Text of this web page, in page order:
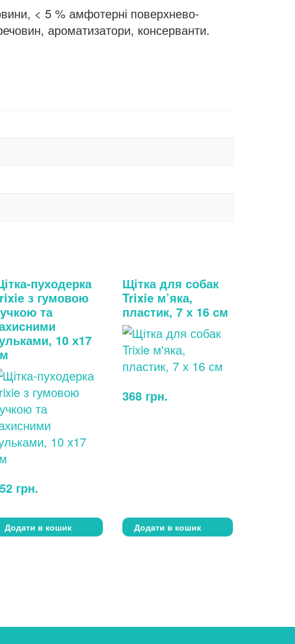
< 5 % амфотерні поверхнево-
ароматизатори, консерванти.
пуходерка
з гумовою
та
10 х17
грн.
Додати в кошик
Щітка для собак
Trixie м’яка,
пластик, 7 х 16 см
368 грн.
Додати в кошик